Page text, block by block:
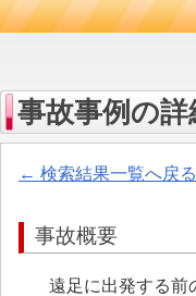
事故事例の詳
← 検索結果一覧へ戻る
事故概要
遠足に出発する前